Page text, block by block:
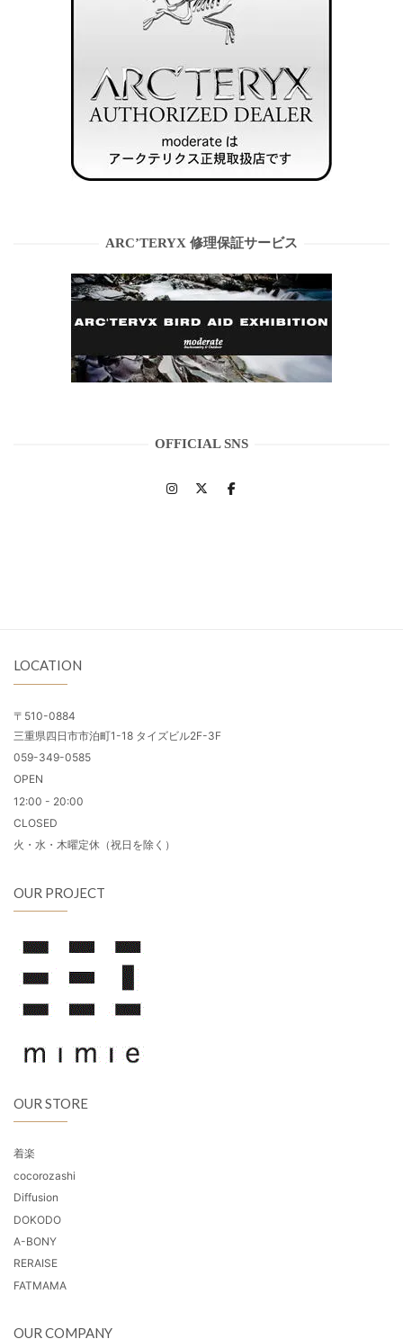
ARC’TERYX 修理保証サービス
OFFICIAL SNS
LOCATION
〒510-0884
三重県四日市市泊町1-18 タイズビル2F-3F
059-349-0585
OPEN
12:00 - 20:00
CLOSED
火・水・木曜定休（祝日を除く）
OUR PROJECT
OUR STORE
着楽
cocorozashi
Diffusion
DOKODO
A-BONY
RERAISE
FATMAMA
OUR COMPANY